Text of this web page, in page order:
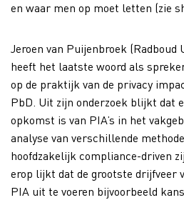
en waar men op moet letten (zie
Jeroen van Puijenbroek (Radboud
heeft het laatste woord als
op de praktijk van de privacy
PbD. Uit zijn onderzoek blijkt dat
opkomst is van PIA’s in het
analyse van verschillende
hoofdzakelijk compliance-driven
erop lijkt dat de grootste drijfveer
PIA uit te voeren bijvoorbeeld